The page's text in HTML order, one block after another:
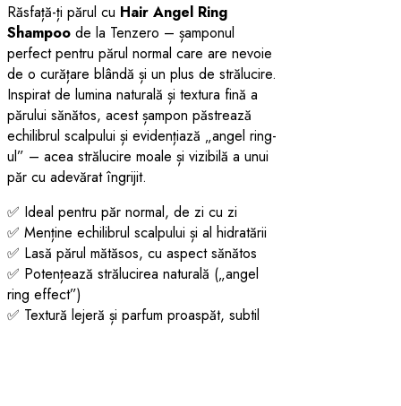
Răsfață-ți părul cu Hair Angel Ring
Shampoo de la Tenzero – șamponul
perfect pentru părul normal care are nevoie
de o curățare blândă și un plus de strălucire.
Inspirat de lumina naturală și textura fină a
părului sănătos, acest șampon păstrează
echilibrul scalpului și evidențiază „angel ring-
ul” – acea strălucire moale și vizibilă a unui
păr cu adevărat îngrijit.
✅ Ideal pentru păr normal, de zi cu zi
✅ Menține echilibrul scalpului și al hidratării
✅ Lasă părul mătăsos, cu aspect sănătos
✅ Potențează strălucirea naturală („angel
ring effect”)
✅ Textură lejeră și parfum proaspăt, subtil